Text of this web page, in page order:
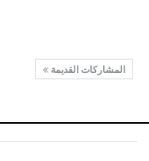
المشاركات القديمة